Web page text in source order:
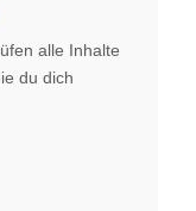
alle Inhalte
du dich